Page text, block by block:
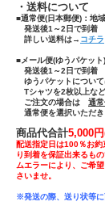
・送料について
■通常便(日本郵便)： 地
発送後1～2日で到着
詳しい送料は→ コチラ
■メール便(ゆうパケッ
発送後1～2日で到着
ゆうパケットについ
Tシャツを2枚以上な
ご注文の場合は 通
通常便を選択いただき
商品代合計5,000
配送指定日は100％お約
り到着を保証出来るも
ムエラーにより、ご希
さいませ。
※発送の際、送り状等